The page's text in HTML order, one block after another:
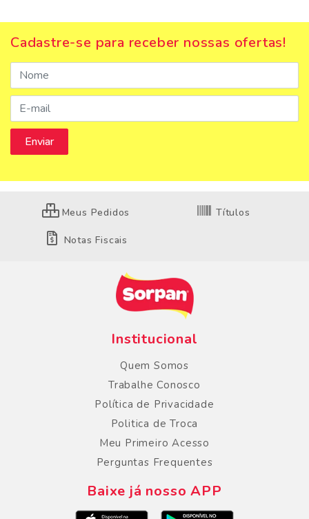
Cadastre-se para receber nossas ofertas!
Meus Pedidos Títulos
Notas Fiscais
Institucional
Quem Somos
Trabalhe Conosco
Política de Privacidade
Politica de Troca
Meu Primeiro Acesso
Perguntas Frequentes
Baixe já nosso APP